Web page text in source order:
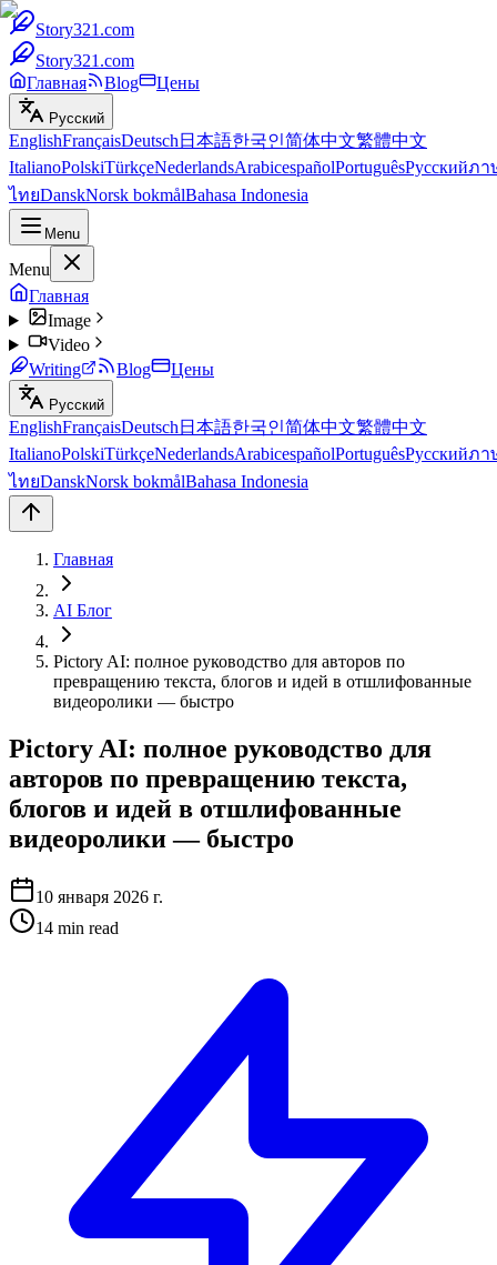
Story321.com
Story321.com
Главная
Blog Цены
Русский
EnglishFrançaisDeutsch 日本語한국인简体中文繁體中文
ItalianoPolskiTürkçeNederlandsArabicespañolPortuguêsРусскийภา
ไทยDanskNorsk bokmålBahasa Indonesia
Menu
Menu
Главная
Image
Video
Writing
Blog Цены
Русский
EnglishFrançaisDeutsch 日本語한국인简体中文繁體中文
ItalianoPolskiTürkçeNederlandsArabicespañolPortuguêsРусскийภา
ไทยDanskNorsk bokmålBahasa Indonesia
Главная
AI Блог
Pictory AI: полное руководство для авторов по
превращению текста, блогов и идей в отшлифованные
видеоролики — быстро
Pictory AI: полное руководство для
авторов по превращению текста,
блогов и идей в отшлифованные
видеоролики — быстро
10 января 2026 г.
14 min read